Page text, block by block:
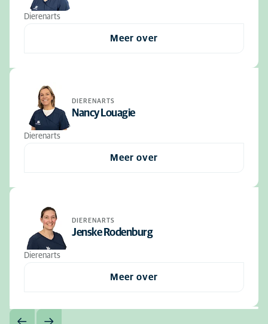
Dierenarts
Meer over
DIERENARTS
Nancy Louagie
Dierenarts
Meer over
DIERENARTS
Jenske Rodenburg
Dierenarts
Meer over